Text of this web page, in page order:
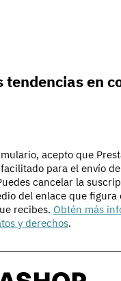
tendencias en
acepto que
para el envío
cancelar la
del enlace que figura
recibes. Obtén más
y derechos.